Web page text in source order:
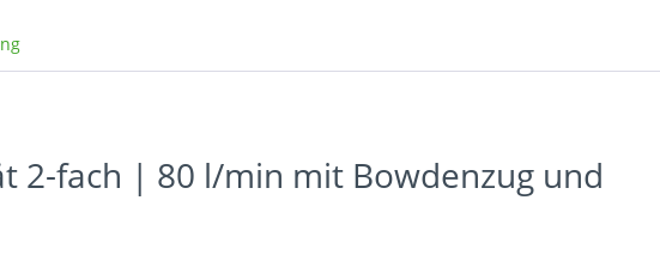
2-fach | 80 l/min mit Bowdenzug und